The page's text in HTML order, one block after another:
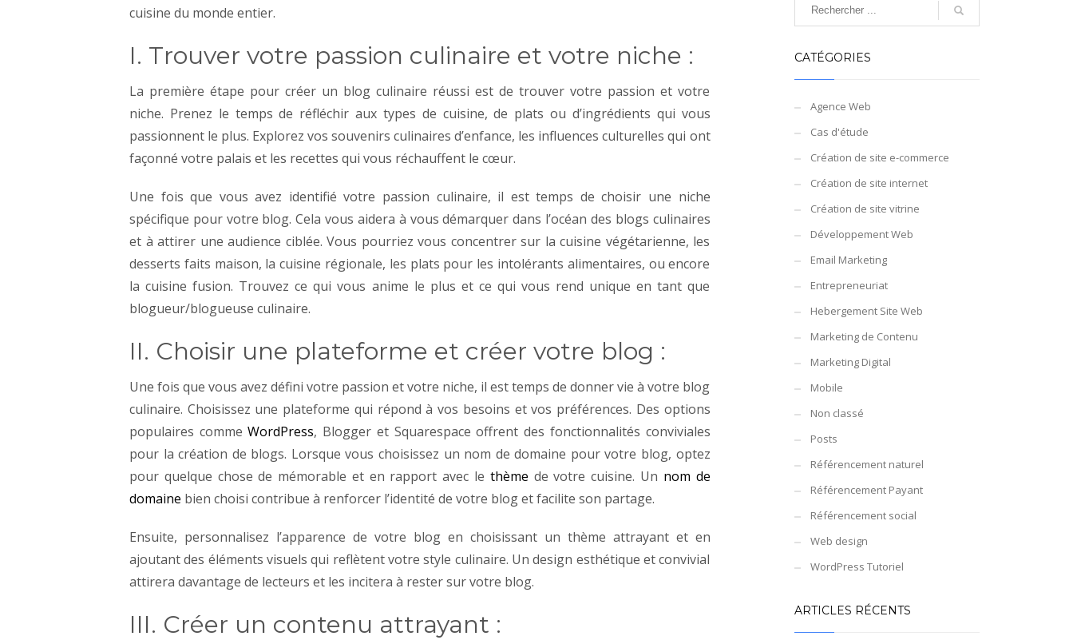
cuisine du monde entier.
I. Trouver votre passion culinaire et votre niche :
La première étape pour créer un blog culinaire réussi est de trouver votre passion et votre
niche. Prenez le temps de réfléchir aux types de cuisine, de plats ou d’ingrédients qui vous
passionnent le plus. Explorez vos souvenirs culinaires d’enfance, les influences culturelles qui ont
façonné votre palais et les recettes qui vous réchauffent le cœur.
Une fois que vous avez identifié votre passion culinaire, il est temps de choisir une niche
spécifique pour votre blog. Cela vous aidera à vous démarquer dans l’océan des blogs culinaires
et à attirer une audience ciblée. Vous pourriez vous concentrer sur la cuisine végétarienne, les
desserts faits maison, la cuisine régionale, les plats pour les intolérants alimentaires, ou encore
la cuisine fusion. Trouvez ce qui vous anime le plus et ce qui vous rend unique en tant que
blogueur/blogueuse culinaire.
II. Choisir une plateforme et créer votre blog :
Une fois que vous avez défini votre passion et votre niche, il est temps de donner vie à votre blog
culinaire. Choisissez une plateforme qui répond à vos besoins et vos préférences. Des options
populaires commeWordPress, Blogger et Squarespace offrent des fonctionnalités conviviales
pour la création de blogs. Lorsque vous choisissez un nom de domaine pour votre blog, optez
pour quelque chose de mémorable et en rapport avec le thème de votre cuisine. Un nom de
domaine bien choisi contribue à renforcer l’identité de votre blog et facilite son partage.
Ensuite, personnalisez l’apparence de votre blog en choisissant un thème attrayant et en
ajoutant des éléments visuels qui reflètent votre style culinaire. Un design esthétique et convivial
attirera davantage de lecteurs et les incitera à rester sur votre blog.
III. Créer un contenu attrayant :
CATÉGORIES
Agence Web
Cas d'étude
Création de site e-commerce
Création de site internet
Création de site vitrine
Développement Web
Email Marketing
Entrepreneuriat
Hebergement Site Web
Marketing de Contenu
Marketing Digital
Mobile
Non classé
Posts
Référencement naturel
Référencement Payant
Référencement social
Web design
WordPress Tutoriel
ARTICLES RÉCENTS